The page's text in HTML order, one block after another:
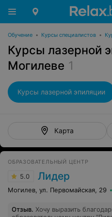
Обучение • Курсы специалистов •
Курсы лазерной
Могилеве 1
Курсы лазерной эпиляции
Карта
ОБРАЗОВАТЕЛЬНЫЙ ЦЕНТР
5.0 Лидер
Могилев, ул. Первомайская, 29
Отзыв. Хочу выразить